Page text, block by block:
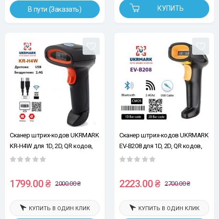
В пути (Заказать) КУПИТЬ
Сканер штрих-кодов UKRMARK
KR-H4W для 1D, 2D, QR кодов,
CMOS, подключение:
Беспроводное (2,4GHz)
1799.00 ₴ 2000.00 ₴
КУПИТЬ В ОДИН КЛИК
Сканер штрих-кодов UKRMARK
EV-B208 для 1D, 2D, QR кодов,
CMOS, 3-в-1: Проводной (USB) /
2.4GHz), отвечает
требованиям супермаркетов
2223.00 ₴ 2700.00 ₴
КУПИТЬ В ОДИН КЛИК